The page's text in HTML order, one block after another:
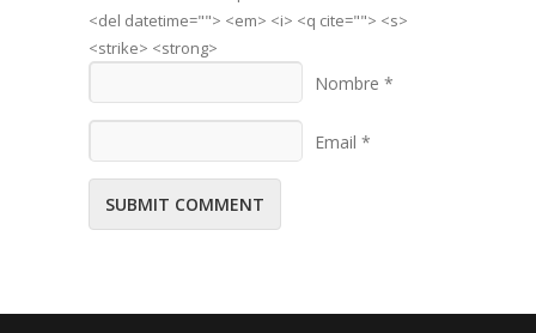
<del datetime=""> <em> <i> <q cite=""> <s>
<strike> <strong>
Nombre *
Email *